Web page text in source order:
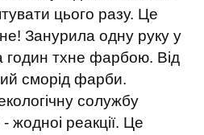
цього разу. Це
Занурила одну руку у
годин тхне фарбою. Вiд
сморiд фарби.
солужбу
жодноi реакцiї. Це